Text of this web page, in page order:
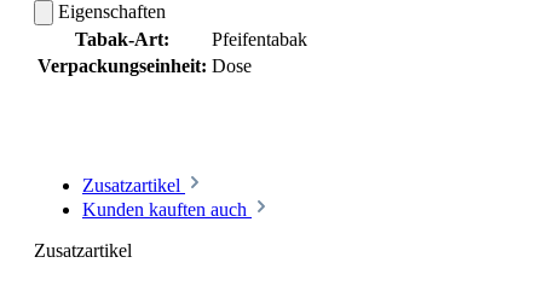
Eigenschaften
Tabak-Art:
Pfeifentabak
Verpackungseinheit: Dose
Zusatzartikel
Kunden kauften auch
Zusatzartikel